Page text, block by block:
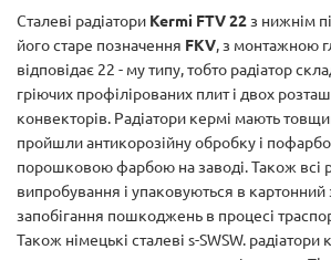
Сталеві радіатори Kermi FTV 22 з нижнім
його старе позначення FKV, з монтажною
відповідає 22 - му типу, тобто радіатор
гріючих профілірованих плит і двох
конвекторів. Радіатори кермі мають
пройшли антикорозійну обробку і
порошковою фарбою на заводі. Також всі
випробування і упаковуються в картонний
запобігання пошкоджень в процесі
Також німецькі сталеві s-SWSW.